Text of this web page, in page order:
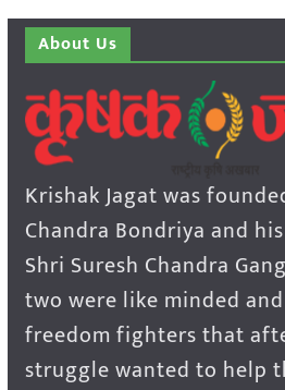
About Us
Krishak Jagat was
Chandra Bondriya and
Shri Suresh Chandra
two were like minded
freedom fighters that
struggle wanted to help